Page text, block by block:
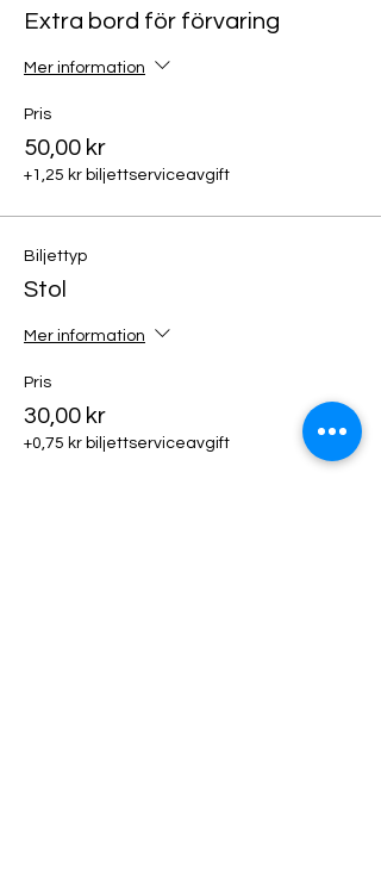
Extra bord för förvaring
Mer information
Pris
50,00 kr
+1,25 kr biljettserviceavgift
Biljettyp
Stol
Mer information
Pris
30,00 kr
+0,75 kr biljettserviceavgift